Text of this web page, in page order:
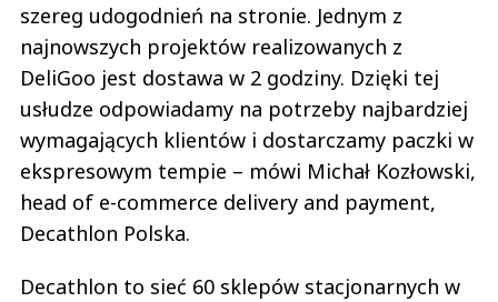
szereg udogodnień na stronie. Jednym z
najnowszych projektów realizowanych z
DeliGoo jest dostawa w 2 godziny. Dzięki tej
usłudze odpowiadamy na potrzeby najbardziej
wymagających klientów i dostarczamy paczki w
ekspresowym tempie – mówi Michał Kozłowski,
head of e-commerce delivery and payment,
Decathlon Polska.
Decathlon to sieć 60 sklepów stacjonarnych w